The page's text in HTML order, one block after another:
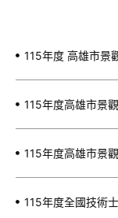
115年度 高雄市景
115年度高雄市景
115年度高雄市景
115年度全國技術